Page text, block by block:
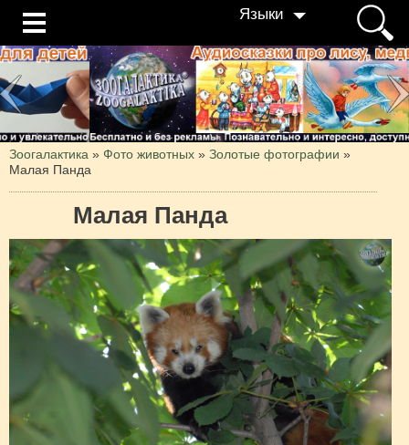
Языки
Зоогалактика » Фото животных » Золотые фотографии »
Малая Панда
Малая Панда